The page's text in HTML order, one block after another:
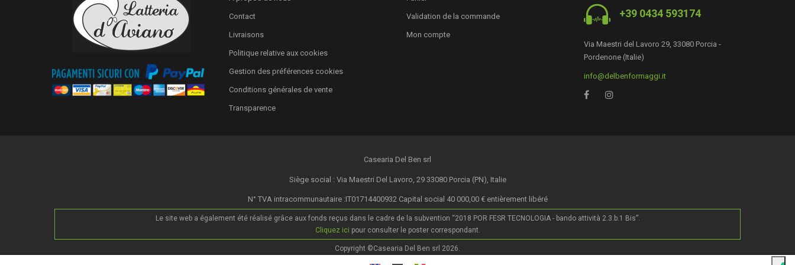
Contact
Livraisons
Politique relative aux cookies
Gestion des préférences cookies
Conditions générales de vente
Transparence
Validation de la commande
Mon compte
+39 0434 593174
Via Maestri del Lavoro 29, 33080 Porcia -
Pordenone (Italie)
info@delbenformaggi.it
Casearia Del Ben srl
Siège social : Via Maestri Del Lavoro, 29 33080 Porcia (PN), Italie
N° TVA intracommunautaire :IT01714400932 Capital social 40 000,00 € entièrement libéré
Le site web a également été réalisé grâce aux fonds reçus dans le cadre de la subvention “2018 POR FESR TECNOLOGIA - bando attività 2.3.b.1 Bis”.
Cliquez ici pour consulter le poster correspondant.
Copyright ©Casearia Del Ben srl 2026.